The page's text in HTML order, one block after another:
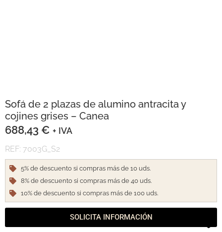
Sofá de 2 plazas de alumino antracita y
cojines grises – Canea
688,43 € + IVA
REF: 7003G_S2
5% de descuento si compras más de 10 uds.
8% de descuento si compras más de 40 uds.
10% de descuento si compras más de 100 uds.
SOLICITA INFORMACIÓN